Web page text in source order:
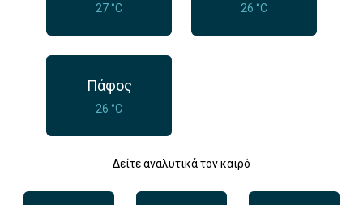
27 °C 26 °C
Πάφος
26 °C
Δείτε αναλυτικά τον καιρό